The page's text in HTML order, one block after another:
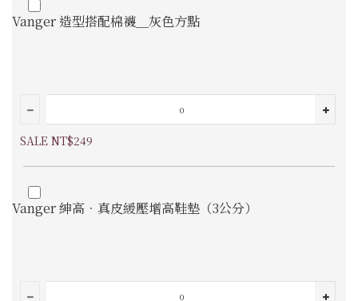
Vanger 造型搭配棉襪＿灰色方點
SALE NT$249
Vanger 紳高．真皮緩壓增高鞋墊（3公分）